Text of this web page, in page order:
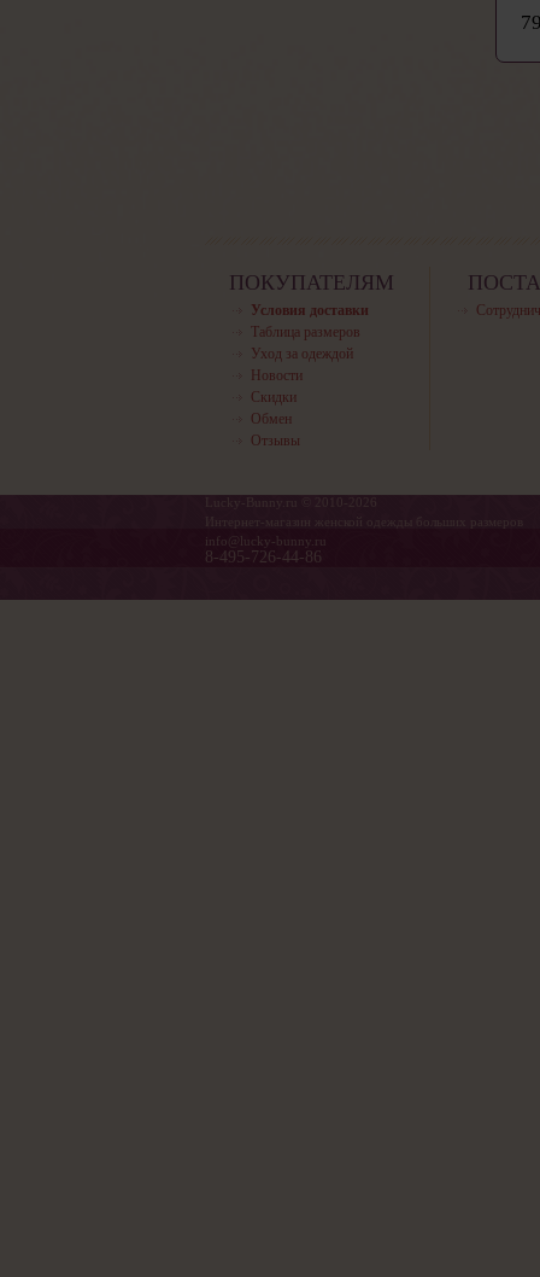
ПОКУПАТЕЛЯМ
Условия доставки
Таблица размеров
Уход за одеждой
Новости
Скидки
Обмен
Отзывы
Интернет-магазин женской одежды больших размеров
info@lucky-bunny.ru
8-495-726-44-86